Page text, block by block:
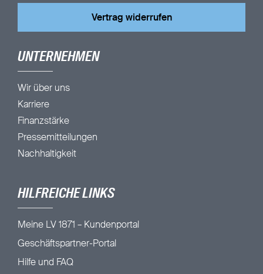
Vertrag widerrufen
UNTERNEHMEN
Wir über uns
Karriere
Finanzstärke
Pressemitteilungen
Nachhaltigkeit
HILFREICHE LINKS
Meine LV 1871 – Kundenportal
Geschäftspartner-Portal
Hilfe und FAQ